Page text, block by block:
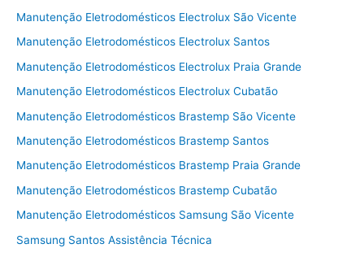
Manutenção Eletrodomésticos Electrolux São Vicente
Manutenção Eletrodomésticos Electrolux Santos
Manutenção Eletrodomésticos Electrolux Praia Grande
Manutenção Eletrodomésticos Electrolux Cubatão
Manutenção Eletrodomésticos Brastemp São Vicente
Manutenção Eletrodomésticos Brastemp Santos
Manutenção Eletrodomésticos Brastemp Praia Grande
Manutenção Eletrodomésticos Brastemp Cubatão
Manutenção Eletrodomésticos Samsung São Vicente
Samsung Santos Assistência Técnica